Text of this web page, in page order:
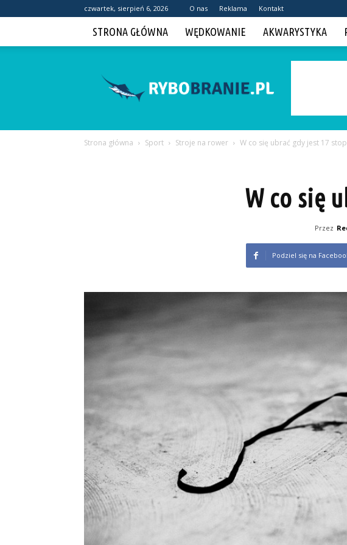
czwartek, sierpień 6, 2026 O nas Reklama Kontakt
STRONA GŁÓWNA WĘDKOWANIE AKWARYSTYKA
Strona główna Sport Stroje na rower W co się ubrać gdy jest 17
W co się
Przez
Podziel się na